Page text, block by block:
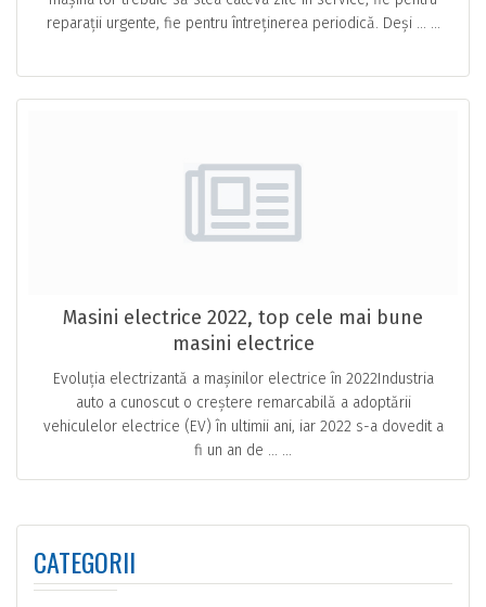
reparații urgente, fie pentru întreținerea periodică. Deși … ...
Masini electrice 2022, top cele mai bune
masini electrice
Evoluția electrizantă a mașinilor electrice în 2022Industria
auto a cunoscut o creștere remarcabilă a adoptării
vehiculelor electrice (EV) în ultimii ani, iar 2022 s-a dovedit a
fi un an de … ...
CATEGORII